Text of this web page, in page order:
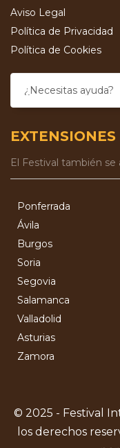
Aviso Legal
Política de Privacidad
Política de Cookies
¿Necesitas ayuda?
EXTENSIONES
El Festival también se
Ponferrada
Ávila
Burgos
Soria
Segovia
Salamanca
Valladolid
Asturias
Zamora
© 2025 - Festival
los derechos